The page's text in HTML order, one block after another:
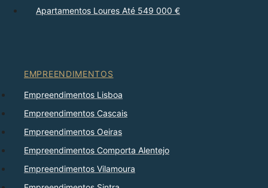
Apartamentos Loures Até 549 000 €
EMPREENDIMENTOS
Empreendimentos Lisboa
Empreendimentos Cascais
Empreendimentos Oeiras
Empreendimentos Comporta Alentejo
Empreendimentos Vilamoura